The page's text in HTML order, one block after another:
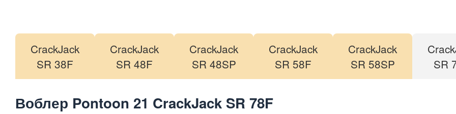
CrackJack
SR 38F
CrackJack
SR 48F
CrackJack
SR 48SP
CrackJack
SR 58F
CrackJack
SR 58SP
SR
Воблер Pontoon 21 CrackJack SR 78F